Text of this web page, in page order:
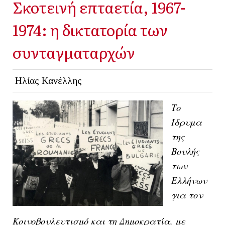
Σκοτεινή επταετία, 1967-
1974: η δικτατορία των
συνταγματαρχών
Ηλίας Κανέλλης
Το
Ίδρυμα
της
Βουλής
των
Ελλήνων
για τον
Κοινοβουλευτισμό και τη Δημοκρατία, με